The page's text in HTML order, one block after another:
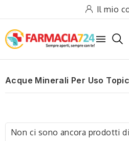
Il mio

Acque Minerali Per Uso
Non ci sono ancora prodotti